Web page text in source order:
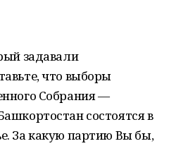
задавали
что выборы
Собрания —
состоятся в
За какую партию Вы бы,